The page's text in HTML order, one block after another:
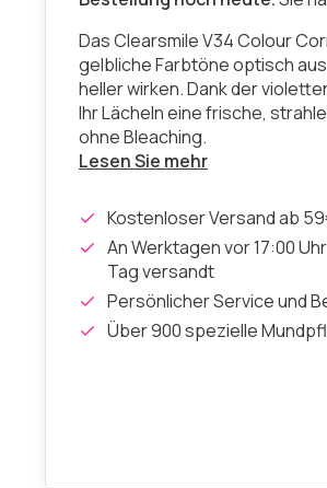
Das Clearsmile V34 Colour
gelbliche Farbtöne optisch
heller wirken. Dank der
Ihr Lächeln eine frische,
ohne Bleaching.
Lesen Sie mehr
Kostenloser Versand ab
An Werktagen vor 17:00
Tag versandt
Persönlicher Service und
Über 900 spezielle